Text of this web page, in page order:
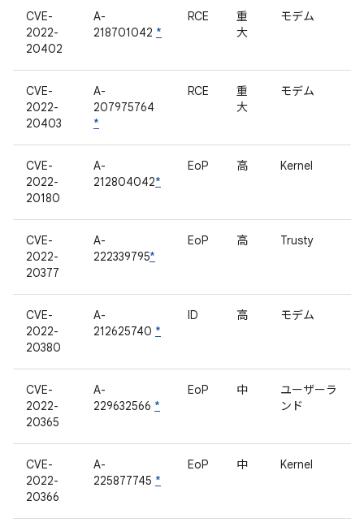
CVE-
2022-
20402
A-
218701042 *
RCE
重
大
モデム
CVE-
2022-
20403
A-
207975764
*
RCE
重
大
モデム
CVE-
2022-
20180
A-
212804042*
EoP 高 Kernel
CVE-
2022-
20377
A-
222339795*
EoP 高 Trusty
CVE-
2022-
20380
A-
212625740 *
ID 高 モデム
CVE-
2022-
20365
A-
229632566 *
EoP 中
ユーザーラ
ンド
CVE-
2022-
20366
A-
225877745 *
EoP 中 Kernel